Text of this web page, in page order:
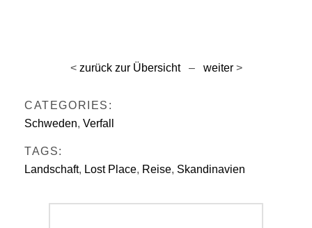
< zurück zur Übersicht– weiter>
CATEGORIES:
Schweden, Verfall
TAGS:
Landschaft, Lost Place, Reise, Skandinavien